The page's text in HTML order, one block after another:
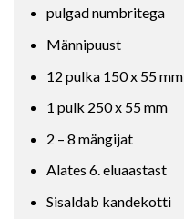
pulgad numbritega
Männipuust
12 pulka 150 x 55 mm
1 pulk 250 x 55 mm
2 – 8 mängijat
Alates 6. eluaastast
Sisaldab kandekotti